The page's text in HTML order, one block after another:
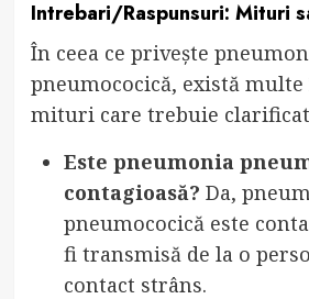
Intrebari/Raspunsuri: Mituri
În ceea ce privește
pneumococică, există
mituri care trebuie
Este pneumonia
contagioasă? Da,
pneumococică este
fi transmisă de la o
contact strâns.